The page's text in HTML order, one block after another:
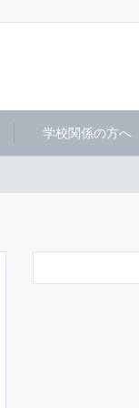
学校関係の方へ